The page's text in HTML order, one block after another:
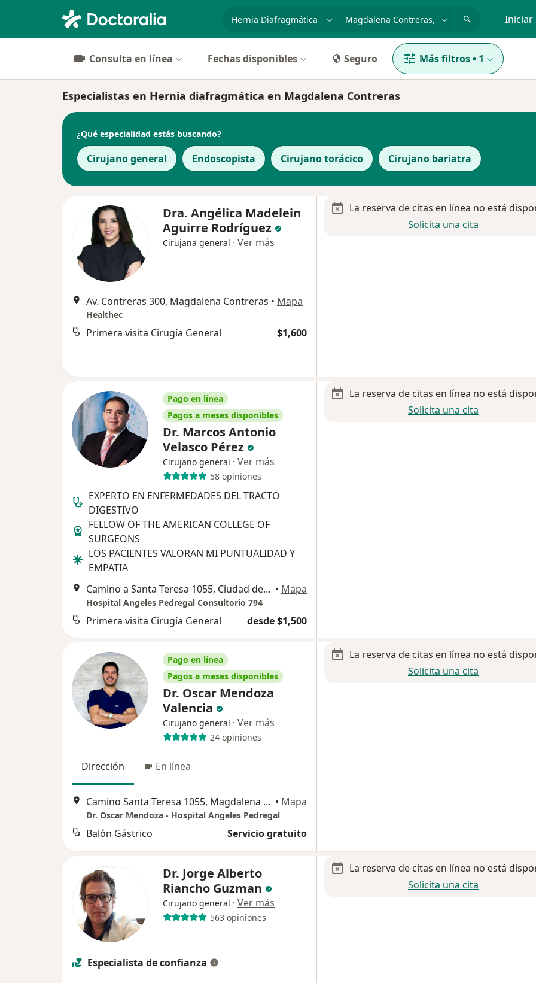
especialidad, enfermedad o nombre Iniciar
Consulta en línea Fechas disponibles Seguro Más filtros• 1
Especialistas en Hernia diafragmática en Magdalena Contreras
¿Qué especialidad estás buscando?
Cirujano general Endoscopista Cirujano torácico Cirujano bariatra
Dra. Angélica Madelein
Aguirre Rodríguez
Cirujana general · Ver más
Av. Contreras 300, Magdalena Contreras • Mapa
Healthec
Primera visita Cirugía General $1,600
La reserva de citas en línea no está
Solicita una cita
Pago en línea
Pagos a meses disponibles
Dr. Marcos Antonio
Velasco Pérez
Cirujano general · Ver más
58 opiniones
EXPERTO EN ENFERMEDADES DEL TRACTO
DIGESTIVO
FELLOW OF THE AMERICAN COLLEGE OF
SURGEONS
LOS PACIENTES VALORAN MI PUNTUALIDAD Y
EMPATIA
Camino a Santa Teresa 1055, Ciudad de México • Mapa
Hospital Angeles Pedregal Consultorio 794
Primera visita Cirugía General desde $1,500
La reserva de citas en línea no está
Solicita una cita
Pago en línea
Pagos a meses disponibles
Dr. Oscar Mendoza
Valencia
Cirujano general · Ver más
24 opiniones
Dirección En línea
Camino Santa Teresa 1055, Magdalena Contreras • Mapa
Dr. Oscar Mendoza - Hospital Angeles Pedregal
Balón Gástrico Servicio gratuito
La reserva de citas en línea no está
Solicita una cita
Dr. Jorge Alberto
Riancho Guzman
Cirujano general · Ver más
563 opiniones
Especialista de confianza
La reserva de citas en línea no está
Solicita una cita